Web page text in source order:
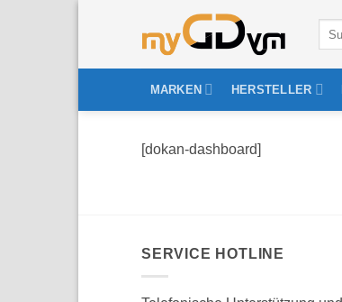
MARKEN HERSTELLER
[dokan-dashboard]
SERVICE HOTLINE